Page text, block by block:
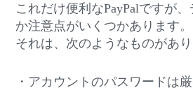
これだけ便利なPayPalですが
か注意点がいくつかあります。
それは、次のようなものがあり
・アカウントのパスワードは